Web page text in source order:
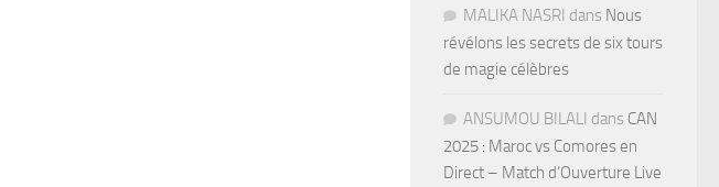
MALIKA NASRI dans Nous
révélons les secrets de six tours
de magie célèbres
ANSUMOU BILALI dans CAN
2025 : Maroc vs Comores en
Direct – Match d’Ouverture Live